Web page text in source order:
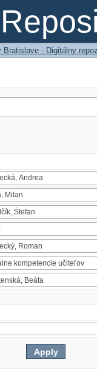
Bratislave - Digitálny